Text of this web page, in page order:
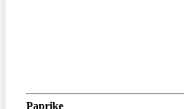
Paprike